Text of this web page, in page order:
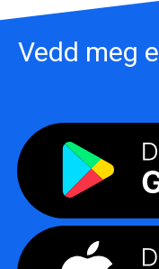
Vedd meg